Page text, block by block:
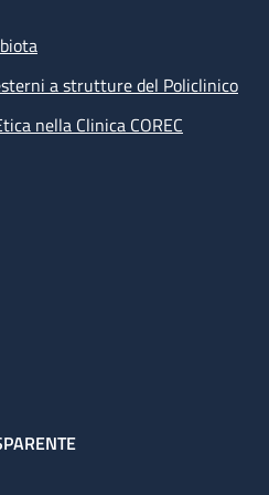
a strutture del Policlinico
nella Clinica COREC